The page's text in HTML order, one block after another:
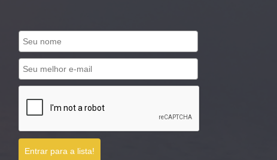
Entrar para a lista!